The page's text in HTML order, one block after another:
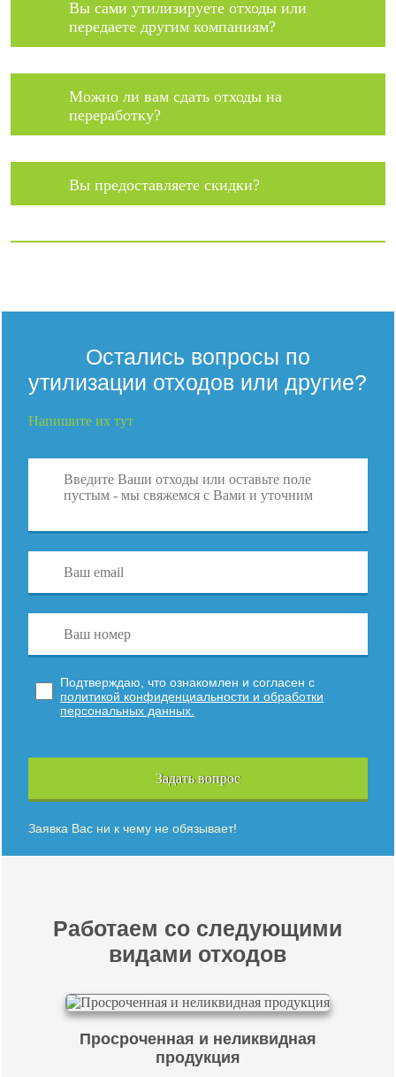
Вы сами утилизируете отходы или
передаете другим компаниям?
Можно ли вам сдать отходы на
переработку?
Вы предоставляете скидки?
Остались вопросы по
утилизации отходов или другие?
Напишите их тут
Подтверждаю, что ознакомлен и согласен с
политикой конфиденциальности и обработки
персональных данных.
Задать вопрос
Заявка Вас ни к чему не обязывает!
Работаем со следующими
видами отходов
Просроченная и неликвидная
продукция